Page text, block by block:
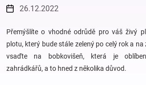
Pokojíček
a
kojenecká
26.12.2022
Přemýšlíte o vhodné odrůdě pro váš živý
plotu, který bude stále zelený po celý rok a
vsaďte na bobkovišeň, která je
zahrádkářů, a to hned z několika důvod.